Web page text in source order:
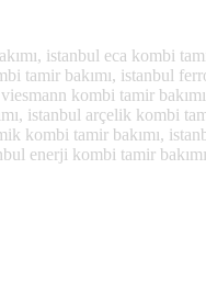
istanbul eca kombi
tamir bakımı, istanbul
kombi tamir
istanbul arçelik kombi
kombi tamir bakımı,
enerji kombi tamir